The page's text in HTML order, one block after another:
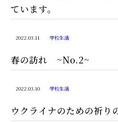
ています。
2022.03.11 学校生活
春の訪れ ~No.2~
2022.03.10 学校生活
ウクライナのための祈り